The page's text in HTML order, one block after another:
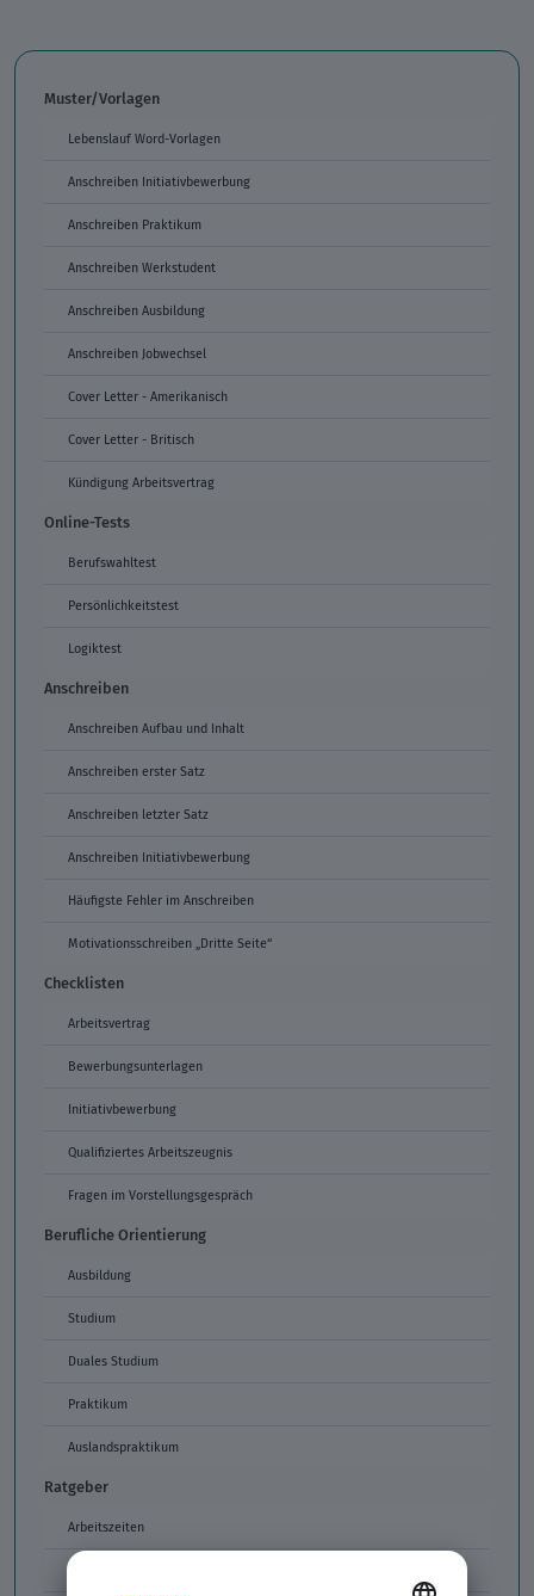
Muster/Vorlagen
Lebenslauf Word-Vorlagen
Anschreiben Initiativbewerbung
Anschreiben Praktikum
Anschreiben Werkstudent
Anschreiben Ausbildung
Anschreiben Jobwechsel
Cover Letter - Amerikanisch
Cover Letter - Britisch
Kündigung Arbeitsvertrag
Online-Tests
Berufswahltest
Persönlichkeitstest
Logiktest
Anschreiben
Anschreiben Aufbau und Inhalt
Anschreiben erster Satz
Anschreiben letzter Satz
Anschreiben Initiativbewerbung
Häufigste Fehler im Anschreiben
Motivationsschreiben „Dritte Seite“
Checklisten
Arbeitsvertrag
Bewerbungsunterlagen
Initiativbewerbung
Qualifiziertes Arbeitszeugnis
Fragen im Vorstellungsgespräch
Berufliche Orientierung
Ausbildung
Studium
Duales Studium
Praktikum
Auslandspraktikum
Ratgeber
Arbeitszeiten
Arbeitszeitmodelle